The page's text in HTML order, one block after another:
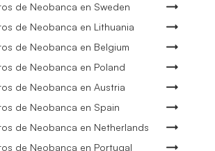
de Neobanca en Sweden
de Neobanca en Lithuania
de Neobanca en Belgium
de Neobanca en Poland
de Neobanca en Austria
de Neobanca en Spain
de Neobanca en Netherlands
de Neobanca en Portugal